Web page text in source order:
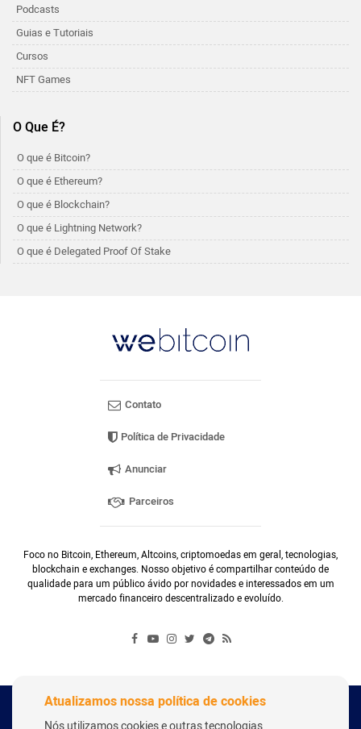
Podcasts
Guias e Tutoriais
Cursos
NFT Games
O Que É?
O que é Bitcoin?
O que é Ethereum?
O que é Blockchain?
O que é Lightning Network?
O que é Delegated Proof Of Stake
Contato
Política de Privacidade
Anunciar
Parceiros
Foco no Bitcoin, Ethereum, Altcoins, criptomoedas em geral, tecnologias,
blockchain e exchanges. Nosso objetivo é compartilhar conteúdo de
qualidade para um público ávido por novidades e interessados em um
mercado financeiro descentralizado e evoluído.
Copyright Webitcoin 2018 - Todos os Direitos Reservados
Atualizamos nossa política de cookies